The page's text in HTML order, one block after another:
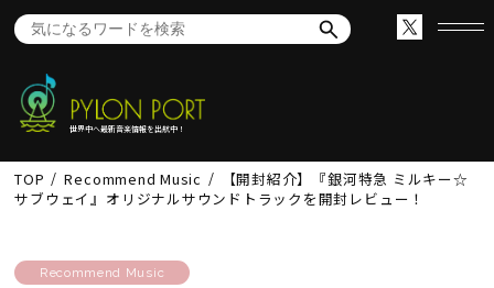
世界中へ最新音楽情報を出航中！
TOP Recommend Music
【開封紹介】『銀河特急 ミルキー☆
サブウェイ』オリジナルサウンドトラックを開封レビュー！
Recommend Music